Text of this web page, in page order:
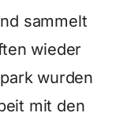
sammelt
wieder
wurden
mit den